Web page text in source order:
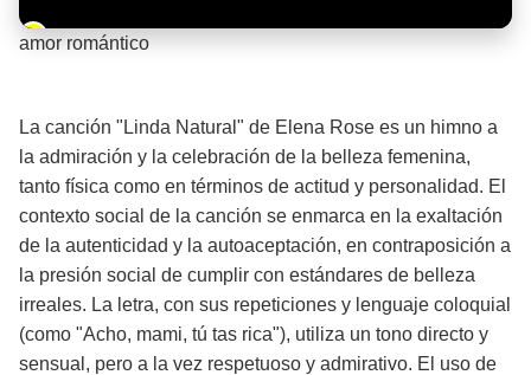
Barra de progreso de la reproducción
amor romántico
La canción "Linda Natural" de Elena Rose es un himno a
la admiración y la celebración de la belleza femenina,
tanto física como en términos de actitud y personalidad. El
contexto social de la canción se enmarca en la exaltación
de la autenticidad y la autoaceptación, en contraposición a
la presión social de cumplir con estándares de belleza
irreales. La letra, con sus repeticiones y lenguaje coloquial
(como "Acho, mami, tú tas rica"), utiliza un tono directo y
sensual, pero a la vez respetuoso y admirativo. El uso de